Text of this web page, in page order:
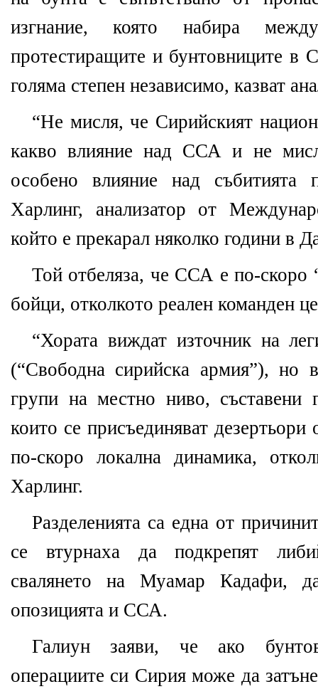
изгнание, която набира
протестиращите и бунтовниците в
голяма степен независимо, казват
“Не мисля, че Сирийският
какво влияние над ССА и не
особено влияние над събитията
Харлинг, анализатор от
който е прекарал няколко години в
Той отбеляза, че ССА е по-скоро
бойци, отколкото реален команден
“Хората виждат източник на
(“Свободна сирийска армия”), но
групи на местно ниво, съставени
които се присъединяват
по-скоро локална динамика,
Харлинг.
Разделенията са една от
се втурнаха да подкрепят
свалянето на Муамар Кадафи,
опозицията и ССА.
Галиун заяви, че ако
операциите си Сирия може да